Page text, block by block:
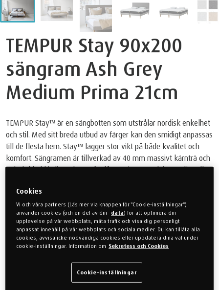
TEMPUR Stay 90x200
sängram Ash Grey
Medium Prima 21cm
TEMPUR Stay™ är en sängbotten som utstrålar nordisk enkelhet
och stil. Med sitt breda utbud av färger kan den smidigt anpassas
till de flesta hem. Stay™ lägger stor vikt på både kvalitet och
komfort. Sängramen är tillverkad av 40 mm massivt kärnträ och
är helt klädd i slitstarkt tyg för långvarig användning. Välj mellan
gavel och olika ben för att skapa den perfekta stilen som passar
dig och ditt sovrum. Investera i din sömnkomfort med TEMPUR
Stay™ sängbotten. Observera att madrass är inkluderat i det
angivna priset.
28.998 kr
Cookies
Vi och våra partners (Läs mer via knappen för "Cookie-inställningar")
använder cookies (och en del av din
data) för att optimera din
upplevelse på vår webbplats, mäta trafik och visa dig personligt
anpassat innehåll på vår webbplats och sociala medier. Du kan tillåta alla
cookies, avvisa icke-nödvändiga cookies eller uppdatera dina val under
cookie-inställningar. Information om Sekretess och Cookies
Cookie-inställningar